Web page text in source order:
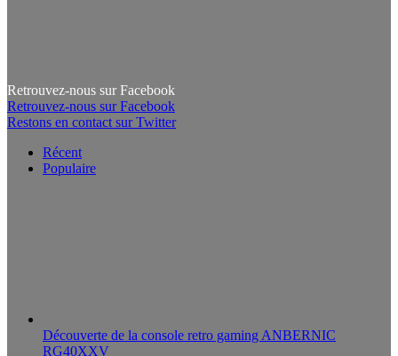
Retrouvez-nous sur Facebook
Retrouvez-nous sur Facebook
Restons en contact sur Twitter
Récent
Populaire
Découverte de la console retro gaming ANBERNIC
RG40XXV